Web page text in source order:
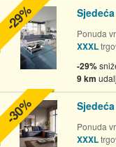
Ponuda
XXXL
-29%
9 km
-29%
Ponuda
XXXL
-30%